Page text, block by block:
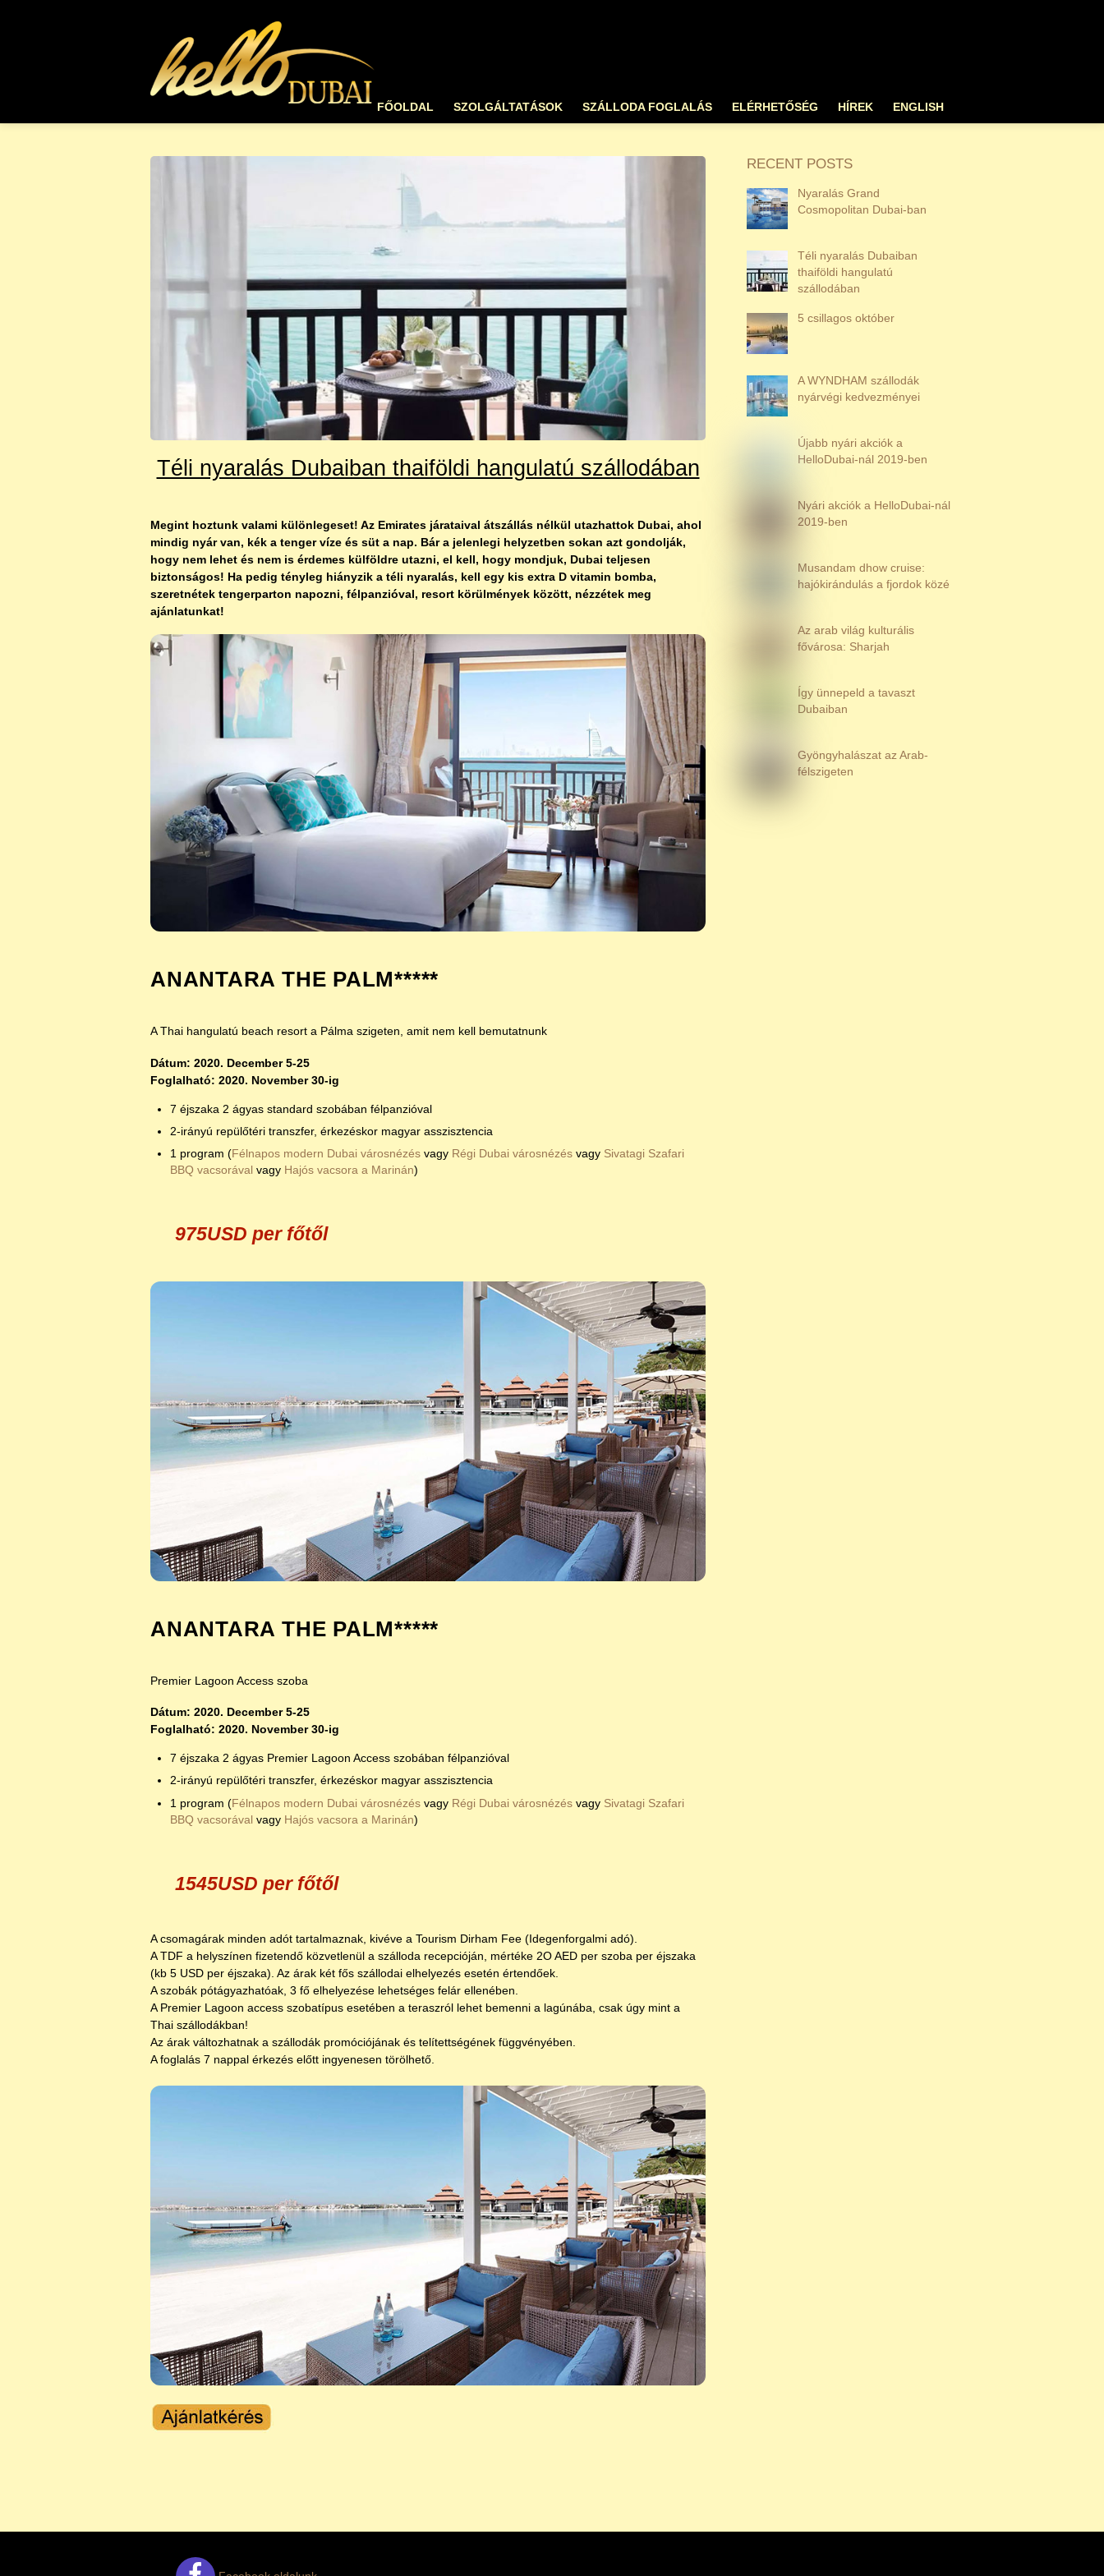
FŐOLDAL SZOLGÁLTATÁSOK SZÁLLODA FOGLALÁS ELÉRHETŐSÉG HÍREK ENGLISH
Téli nyaralás Dubaiban thaiföldi hangulatú szállodában
Megint hoztunk valami különlegeset! Az Emirates járataival átszállás nélkül utazhattok Dubai, ahol
mindig nyár van, kék a tenger víze és süt a nap. Bár a jelenlegi helyzetben sokan azt gondolják,
hogy nem lehet és nem is érdemes külföldre utazni, el kell, hogy mondjuk, Dubai teljesen
biztonságos! Ha pedig tényleg hiányzik a téli nyaralás, kell egy kis extra D vitamin bomba,
szeretnétek tengerparton napozni, félpanzióval, resort körülmények között, nézzétek meg
ajánlatunkat!
ANANTARA THE PALM*****
A Thai hangulatú beach resort a Pálma szigeten, amit nem kell bemutatnunk
Dátum: 2020. December 5-25
Foglalható: 2020. November 30-ig
7 éjszaka 2 ágyas standard szobában félpanzióval
2-irányú repülőtéri transzfer, érkezéskor magyar asszisztencia
1 program (Félnapos modern Dubai városnézés vagy Régi Dubai városnézés vagy Sivatagi Szafari
BBQ vacsorával vagy Hajós vacsora a Marinán)
975USD per főtől
ANANTARA THE PALM*****
Premier Lagoon Access szoba
Dátum: 2020. December 5-25
Foglalható: 2020. November 30-ig
7 éjszaka 2 ágyas Premier Lagoon Access szobában félpanzióval
2-irányú repülőtéri transzfer, érkezéskor magyar asszisztencia
1 program (Félnapos modern Dubai városnézés vagy Régi Dubai városnézés vagy Sivatagi Szafari
BBQ vacsorával vagy Hajós vacsora a Marinán)
1545USD per főtől
A csomagárak minden adót tartalmaznak, kivéve a Tourism Dirham Fee (Idegenforgalmi adó).
A TDF a helyszínen fizetendő közvetlenül a szálloda recepcióján, mértéke 2O AED per szoba per éjszaka
(kb 5 USD per éjszaka). Az árak két fős szállodai elhelyezés esetén értendőek.
A szobák pótágyazhatóak, 3 fő elhelyezése lehetséges felár ellenében.
A Premier Lagoon access szobatípus esetében a teraszról lehet bemenni a lagúnába, csak úgy mint a
Thai szállodákban!
Az árak változhatnak a szállodák promóciójának és telítettségének függvényében.
A foglalás 7 nappal érkezés előtt ingyenesen törölhető.
RECENT POSTS
Nyaralás Grand
Cosmopolitan Dubai-ban
Téli nyaralás Dubaiban
thaiföldi hangulatú
szállodában
5 csillagos október
A WYNDHAM szállodák
nyárvégi kedvezményei
Újabb nyári akciók a
HelloDubai-nál 2019-ben
Nyári akciók a HelloDubai-nál
2019-ben
Musandam dhow cruise:
hajókirándulás a fjordok közé
Az arab világ kulturális
fővárosa: Sharjah
Így ünnepeld a tavaszt
Dubaiban
Gyöngyhalászat az Arab-
félszigeten